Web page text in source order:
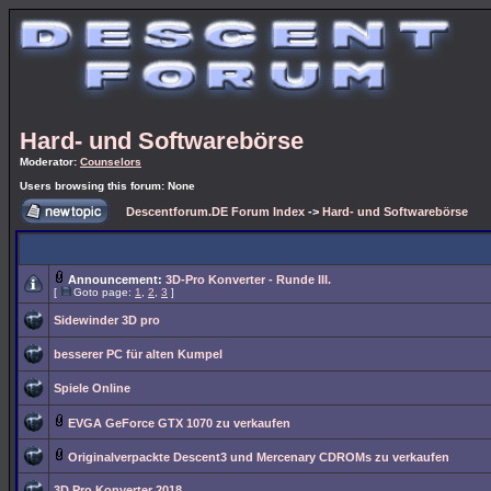
Hard- und Softwarebörse
Moderator: Counselors
Users browsing this forum: None
Descentforum.DE Forum Index -> Hard- und Softwarebörse
Announcement: 3D-Pro Konverter - Runde III.
[ Goto page: 1 2 3 ]
Sidewinder 3D pro
besserer PC für alten Kumpel
Spiele Online
EVGA GeForce GTX 1070 zu verkaufen
Originalverpackte Descent3 und Mercenary CDROMs zu verkaufen